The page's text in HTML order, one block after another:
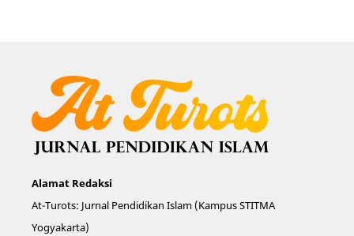
Alamat Redaksi
At-Turots: Jurnal Pendidikan Islam (Kampus STITMA
Yogyakarta)